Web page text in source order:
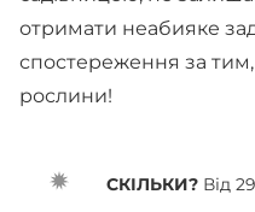
отримати неабияке
спостереження за тим,
рослини!
СКІЛЬКИ? Від